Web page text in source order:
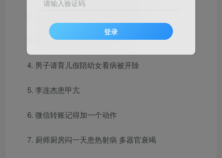
3. 读懂7月我国经济运行态势
4. 男子请育儿假陪幼女看病被开除
5. 李连杰患甲亢
6. 微信转账记得加一个动作
7. 厨师厨房闷一天患热射病 多器官衰竭
请输入验证码
登录